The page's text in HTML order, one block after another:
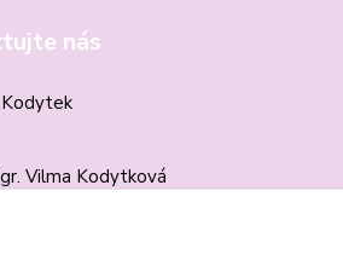
nás
Vilma Kodytková